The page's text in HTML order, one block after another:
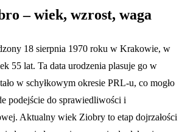
– wiek, wzrost, waga
18 sierpnia 1970 roku w Krakowie, w
55 lat. Ta data urodzenia plasuje go w
w schyłkowym okresie PRL-u, co mogło
podejście do sprawiedliwości i
Aktualny wiek Ziobry to etap dojrzałości